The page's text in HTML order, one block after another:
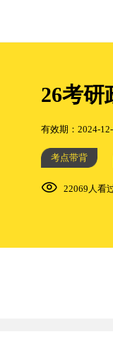
26考研
有效期：2024-
考点带背
22069人看